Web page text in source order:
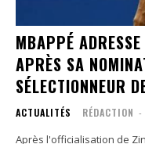
MBAPPÉ
APRÈS SA
SÉLECTIONNEUR
ACTUALITÉS RÉDACTION -
Après l'officialisation de